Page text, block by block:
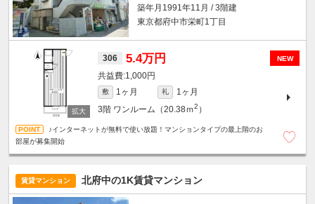
築年月1991年11月 / 3階建
東京都府中市栄町1丁目
NEW
306 5.4万円
1,000円
敷 1ヶ月 礼
1ヶ月
3階 ワンルーム（20.38ｍ2 ）
♪インターネットが無料で使い放題！マンションタイプの最上階のお
部屋が募集開始
賃貸マンション 北府中の1K賃貸マンション